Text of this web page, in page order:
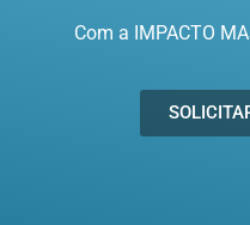
Com a IMPACTO